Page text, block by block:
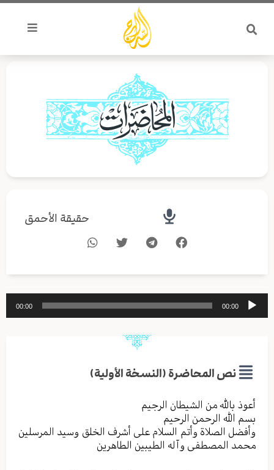
تخطي
المحتوى
حقيقة الأحمق
مشغل
الصوت
00:00
00:00
نص المحاضرة (النسخة الأولية)
أعوذ بالله من الشیطان الرجیم
بسم الله الرحمن الرحیم
وأفضل الصلاة وأتم السلام علی أشرف الخلق وسید المرسلین
محمد المصطفی وآله الطیبین الطاهرین